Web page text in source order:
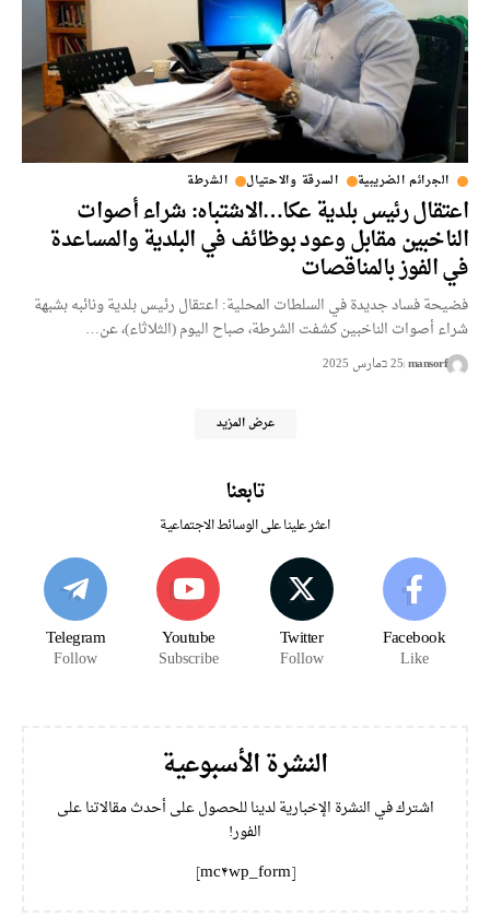
الجرائم الضريبية السرقة والاحتيال الشرطة
اعتقال رئيس بلدية عكا…الاشتباه: شراء أصوات
الناخبين مقابل وعود بوظائف في البلدية والمساعدة
في الفوز بالمناقصات
فضيحة فساد جديدة في السلطات المحلية: اعتقال رئيس بلدية ونائبه بشبهة
شراء أصوات الناخبين كشفت الشرطة، صباح اليوم (الثلاثاء)، عن…
mansorf25 בمارس 2025
عرض المزيد
تابعنا
اعثر علينا على الوسائط الاجتماعية
Facebook
Like
Twitter
Follow
Youtube
Subscribe
Telegram
Follow
النشرة الأسبوعية
اشترك في النشرة الإخبارية لدينا للحصول على أحدث مقالاتنا على
الفور!